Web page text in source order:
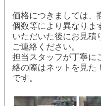
価格につきましては、
個数等により異なりま
いただいた後にお見積
ご連絡ください。
担当スタッフが丁寧に
絡の際はネットを見た
です。